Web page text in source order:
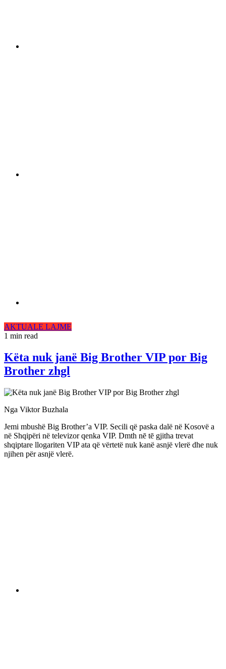
AKTUALE LAJME
1 min read
Këta nuk janë Big Brother VIP por Big
Brother zhgl
Nga Viktor Buzhala
Jemi mbushë Big Brother’a VIP. Secili që paska dalë në Kosovë a
në Shqipëri në televizor qenka VIP. Dmth nē tē gjitha trevat
shqiptare llogariten VIP ata që vërtetë nuk kanë asnjë vlerë dhe nuk
njihen për asnjë vlerë.